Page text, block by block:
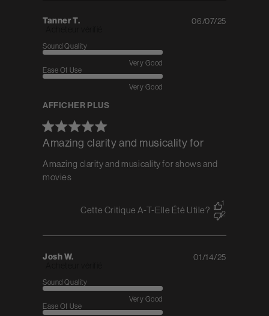
Tanner T.
Amazing clarity and musicality for
Amazing clarity and musicality for shows and
movies
Sound Quality
Very Good
Ease Of Use
Very Good
AFFICHER PLUS
Published
06/07/25
Cette Critique A-T-Elle Été Utile?
1
2
Josh W.
Sound Quality
Very Good
Ease Of Use
Published
01/14/25